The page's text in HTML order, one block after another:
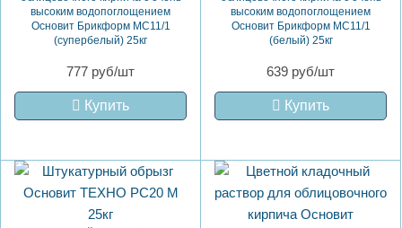
высоким водопоглощением
Основит Брикформ MC11/1
(супербелый) 25кг
777 руб/шт
Купить
высоким водопоглощением
Основит Брикформ MC11/1
(белый) 25кг
639 руб/шт
Купить